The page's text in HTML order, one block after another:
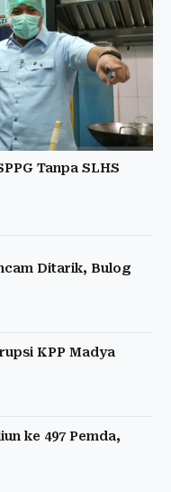
Tanpa SLHS
Ditarik, Bulog
KPP Madya
ke 497 Pemda,